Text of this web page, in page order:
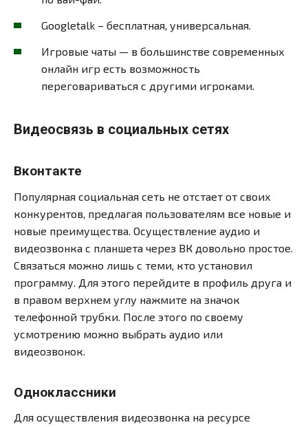
Googletalk – бесплатная, универсальная.
Игровые чаты — в большинстве современных
онлайн игр есть возможность
переговариваться с другими игроками.
Видеосвязь в социальных сетях
Вконтакте
Популярная социальная сеть не отстает от своих
конкурентов, предлагая пользователям все новые и
новые преимущества. Осуществление аудио и
видеозвонка с планшета через ВК довольно простое.
Связаться можно лишь с теми, кто установил
программу. Для этого перейдите в профиль друга и
в правом верхнем углу нажмите на значок
телефонной трубки. После этого по своему
усмотрению можно выбрать аудио или
видеозвонок.
Одноклассники
Для осуществления видеозвонка на ресурсе